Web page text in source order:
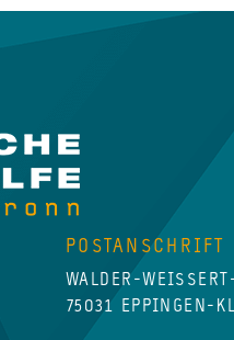
POSTANSCHRIFT
WALDER-
75031 EPPINGEN-